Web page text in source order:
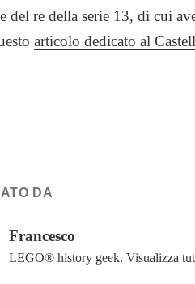
del re della serie 13, di cui
articolo dedicato al
DA
Francesco
LEGO®‎ history geek.Visualizza